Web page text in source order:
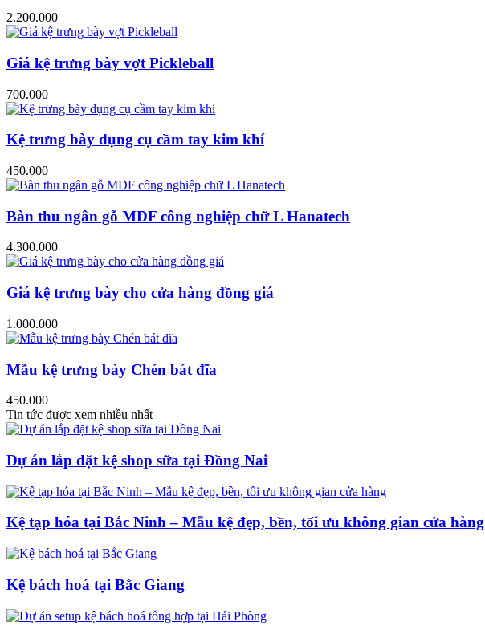
2.200.000
Giá kệ trưng bày vợt Pickleball
700.000
Kệ trưng bày dụng cụ cầm tay kim khí
450.000
Bàn thu ngân gỗ MDF công nghiệp chữ L Hanatech
4.300.000
Giá kệ trưng bày cho cửa hàng đồng giá
1.000.000
Mẫu kệ trưng bày Chén bát đĩa
450.000
Tin tức được xem nhiều nhất
Dự án lắp đặt kệ shop sữa tại Đồng Nai
Kệ tạp hóa tại Bắc Ninh – Mẫu kệ đẹp, bền, tối ưu không gian cửa hàng
Kệ bách hoá tại Bắc Giang